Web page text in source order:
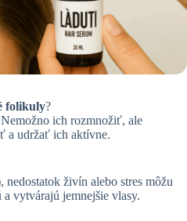
folikuly?
ich rozmnožiť, ale
a udržať ich aktívne.
živín alebo stres môžu
vytvárajú jemnejšie vlasy.